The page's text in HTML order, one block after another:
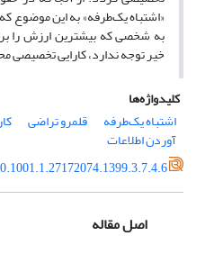
«اشتباه یک‌طرفه» به این موضوع
به شخصی که بیشترین ارزش را
خیر توجه ندارد، کارایی تخصیصی
کلیدواژه‌ها
اشتباه یک‌طرفه
قلمرو تراضی
آوردن اطلاعات
اصل مقاله